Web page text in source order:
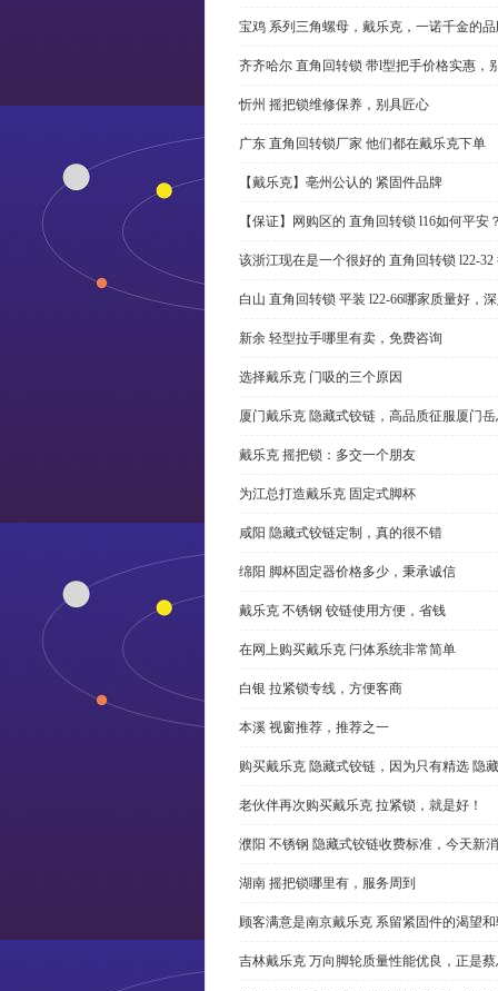
宝鸡 系列三角螺母，戴乐克，一诺千金的
齐齐哈尔 直角回转锁 带l型把手价格实惠，
忻州 摇把锁维修保养，别具匠心
广东 直角回转锁厂家 他们都在戴乐克下单
【戴乐克】亳州公认的 紧固件品牌
【保证】网购区的 直角回转锁 l16如何平安
该浙江现在是一个很好的 直角回转锁 l22-
白山 直角回转锁 平装 l22-66哪家质量好，
新余 轻型拉手哪里有卖，免费咨询
选择戴乐克 门吸的三个原因
厦门戴乐克 隐藏式铰链，高品质征服厦门
戴乐克 摇把锁：多交一个朋友
为江总打造戴乐克 固定式脚杯
咸阳 隐藏式铰链定制，真的很不错
绵阳 脚杯固定器价格多少，秉承诚信
戴乐克 不锈钢 铰链使用方便，省钱
在网上购买戴乐克 闩体系统非常简单
白银 拉紧锁专线，方便客商
本溪 视窗推荐，推荐之一
购买戴乐克 隐藏式铰链，因为只有精选 隐
老伙伴再次购买戴乐克 拉紧锁，就是好！
濮阳 不锈钢 隐藏式铰链收费标准，今天新
湖南 摇把锁哪里有，服务周到
顾客满意是南京戴乐克 系留紧固件的渴望
吉林戴乐克 万向脚轮质量性能优良，正是